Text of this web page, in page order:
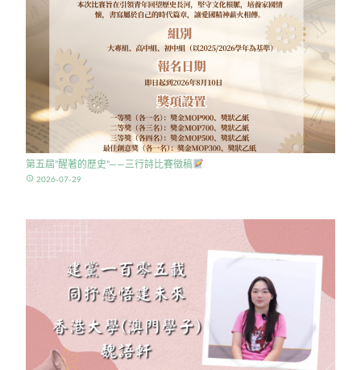
第五屆”醒著的歷史”——三行詩比賽徵稿
access_time 2026-07-29